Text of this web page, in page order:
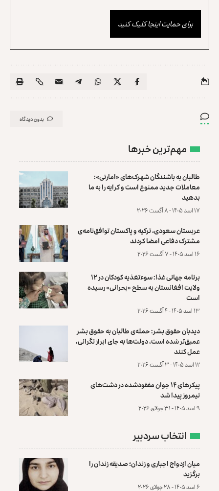
برای حمایت اینجا کلیک کنید
بدون دیدگاه
مهم‌ترین خبرها
طالبان به باشندگان شهرک‌های «امارتی»:
معاملات جدید ممنوع است و کرایه را به ما
بدهید
۱۷ اسد ۱۴۰۵ - ۸ آگست ۲۰۲۶
عربستان سعودی، ترکیه و پاکستان توافق‌نامه‌ی
مشترک دفاعی امضا کردند
۱۶ اسد ۱۴۰۵ - ۷ آگست ۲۰۲۶
برنامه جهانی غذا: سوءتغذیه کودکان در ۱۲
ولایت افغانستان به سطح «بحرانی» رسیده
است
۱۳ اسد ۱۴۰۵ - ۴ آگست ۲۰۲۶
دیدبان حقوق بشر: حمله‌ی طالبان به حقوق بشر
عمیق‌تر شده است، دولت‌ها به جای ابراز نگرانی،
عمل کنند
۱۲ اسد ۱۴۰۵ - ۳ آگست ۲۰۲۶
پیکرهای ۱۴ جوان مفقودشده در دشت‌های
نیمروز پیدا شد
۹ اسد ۱۴۰۵ - ۳۱ جولای ۲۰۲۶
انتخاب سردبیر
میان ازدواج اجباری و زندان؛ صدیقه زندان را
برگزید
۶ اسد ۱۴۰۵ - ۲۸ جولای ۲۰۲۶